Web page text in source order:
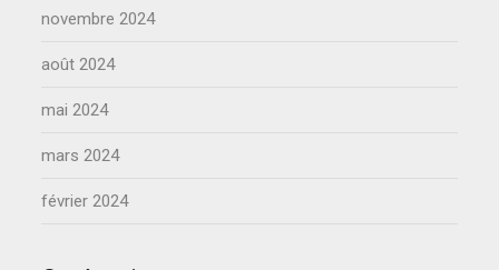
novembre 2024
août 2024
mai 2024
mars 2024
février 2024